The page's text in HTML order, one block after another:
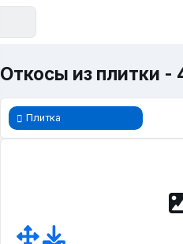
Откосы из плитки -
Плитка